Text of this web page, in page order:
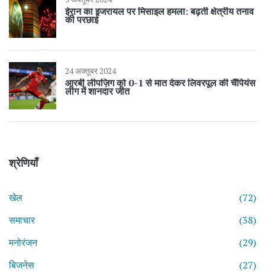
ईरान का इजरायल पर मिसाइल हमला: बढ़ती क्षेत्रीय तनाव
की परछाई
24 अक्तूबर 2024
आरबी लीपज़िग को 0-1 से मात देकर लिवरपूल की चैंपियंस
लीग में शानदार जीत
श्रेणियाँ
खेल
(72)
समाचार
(38)
मनोरंजन
(29)
बिजनेस
(27)